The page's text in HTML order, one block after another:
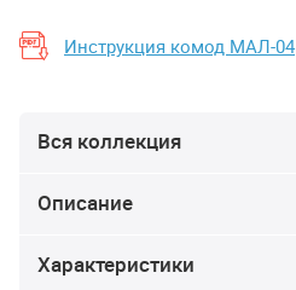
Инструкция комод МАЛ-04
Вся коллекция
Описание
Характеристики